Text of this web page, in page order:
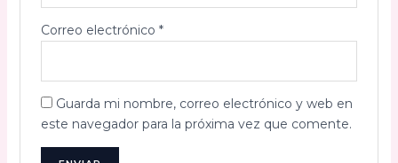
Correo electrónico *
Guarda mi nombre, correo electrónico y web en
este navegador para la próxima vez que comente.